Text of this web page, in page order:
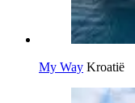
My Way Kroatië